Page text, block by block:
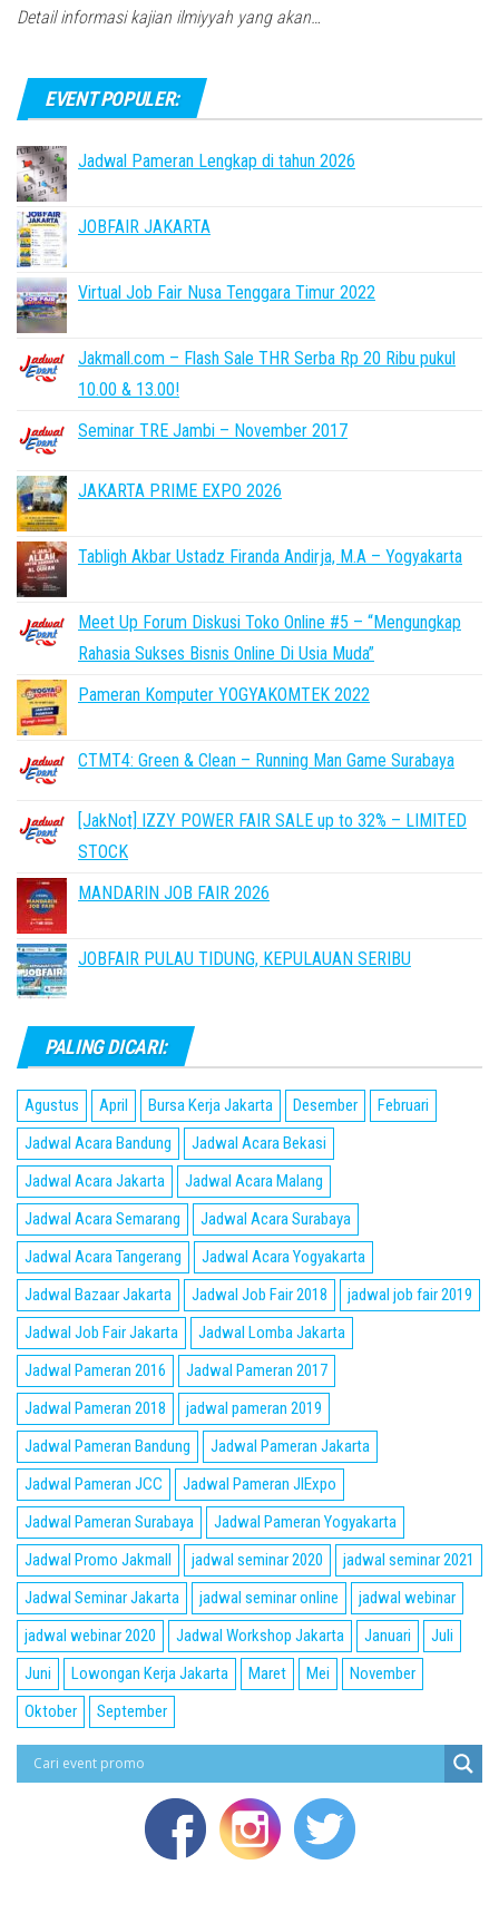
Detail informasi kajian ilmiyyah yang akan…
EVENT POPULER:
Jadwal Pameran Lengkap di tahun 2026
JOBFAIR JAKARTA
Virtual Job Fair Nusa Tenggara Timur 2022
Jakmall.com – Flash Sale THR Serba Rp 20 Ribu pukul
10.00 & 13.00!
Seminar TRE Jambi – November 2017
JAKARTA PRIME EXPO 2026
Tabligh Akbar Ustadz Firanda Andirja, M.A – Yogyakarta
Meet Up Forum Diskusi Toko Online #5 – “Mengungkap
Rahasia Sukses Bisnis Online Di Usia Muda”
Pameran Komputer YOGYAKOMTEK 2022
CTMT4: Green & Clean – Running Man Game Surabaya
[JakNot] IZZY POWER FAIR SALE up to 32% – LIMITED
STOCK
MANDARIN JOB FAIR 2026
JOBFAIR PULAU TIDUNG, KEPULAUAN SERIBU
PALING DICARI:
Agustus April Bursa Kerja Jakarta Desember
Februari
Jadwal Acara Bandung
Jadwal Acara Bekasi
Jadwal Acara Jakarta
Jadwal Acara Malang
Jadwal Acara Semarang
Jadwal Acara Surabaya
Jadwal Acara Tangerang
Jadwal Acara Yogyakarta
Jadwal Bazaar Jakarta
Jadwal Job Fair 2018
jadwal job fair 2019
Jadwal Job Fair Jakarta
Jadwal Lomba Jakarta
Jadwal Pameran 2016
Jadwal Pameran 2017
Jadwal Pameran 2018
jadwal pameran 2019
Jadwal Pameran Bandung
Jadwal Pameran Jakarta
Jadwal Pameran JCC
Jadwal Pameran JIExpo
Jadwal Pameran Surabaya
Jadwal Pameran Yogyakarta
Jadwal Promo Jakmall
jadwal seminar 2020
jadwal seminar 2021
Jadwal Seminar Jakarta
jadwal seminar online
jadwal webinar
jadwal webinar 2020
Jadwal Workshop Jakarta Januari
Juli
Juni
Lowongan Kerja Jakarta Maret Mei
November
Oktober
September